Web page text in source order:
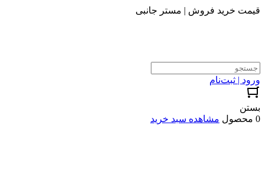
قیمت خرید فروش | مستر جانبی
ورود | ثبت‌نام
بستن
0 محصول
مشاهده سبد خرید